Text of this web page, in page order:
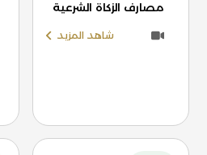
مصارف الزكاة الشرعية
شاهد المزيد